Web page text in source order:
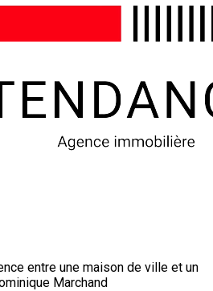
entre une maison de ville et un
Marchand